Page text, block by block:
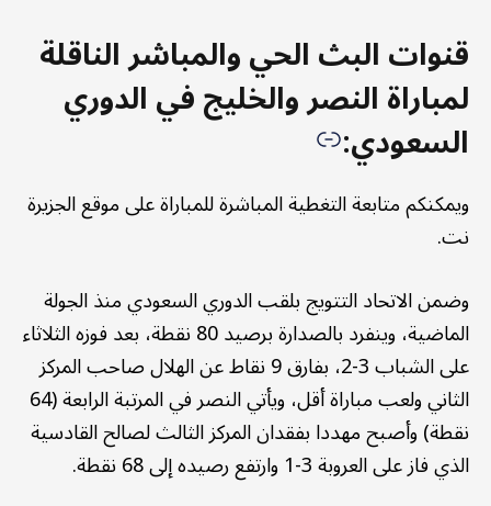
قنوات البث الحي والمباشر الناقلة
لمباراة النصر والخليج في الدوري
السعودي:
ويمكنكم متابعة التغطية المباشرة للمباراة على موقع الجزيرة
نت.
وضمن الاتحاد التتويج بلقب الدوري السعودي منذ الجولة
الماضية، وينفرد بالصدارة برصيد 80 نقطة، بعد فوزه الثلاثاء
على الشباب 3-2، بفارق 9 نقاط عن الهلال صاحب المركز
الثاني ولعب مباراة أقل، ويأتي النصر في المرتبة الرابعة (64
نقطة) وأصبح مهددا بفقدان المركز الثالث لصالح القادسية
الذي فاز على العروبة 3-1 وارتفع رصيده إلى 68 نقطة.